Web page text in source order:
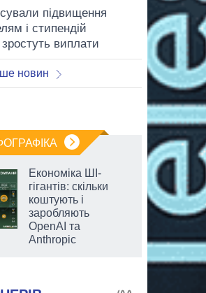
підвищення
і стипендій
виплати
новин
Економіка ШІ-
гігантів: скільки
коштують і
заробляють
OpenAI та
Anthropic